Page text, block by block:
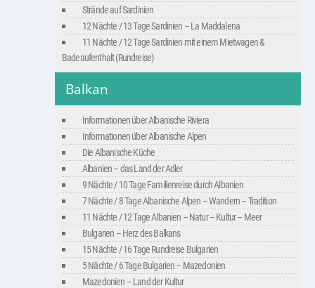
Strände auf Sardinien
12 Nächte / 13 Tage Sardinien – La Maddalena
11 Nächte / 12 Tage Sardinien mit einem Mietwagen &
Badeaufenthalt (Rundreise)
Balkan
Informationen über Albanische Riviera
Informationen über Albanische Alpen
Die Albanische Küche
Albanien – das Land der Adler
9 Nächte / 10 Tage Familienreise durch Albanien
7 Nächte / 8 Tage Albanische Alpen – Wandern – Tradition
11 Nächte / 12 Tage Albanien – Natur – Kultur – Meer
Bulgarien – Herz des Balkans
15 Nächte / 16 Tage Rundreise Bulgarien
5 Nächte / 6 Tage Bulgarien – Mazedonien
Mazedonien – Land der Kultur